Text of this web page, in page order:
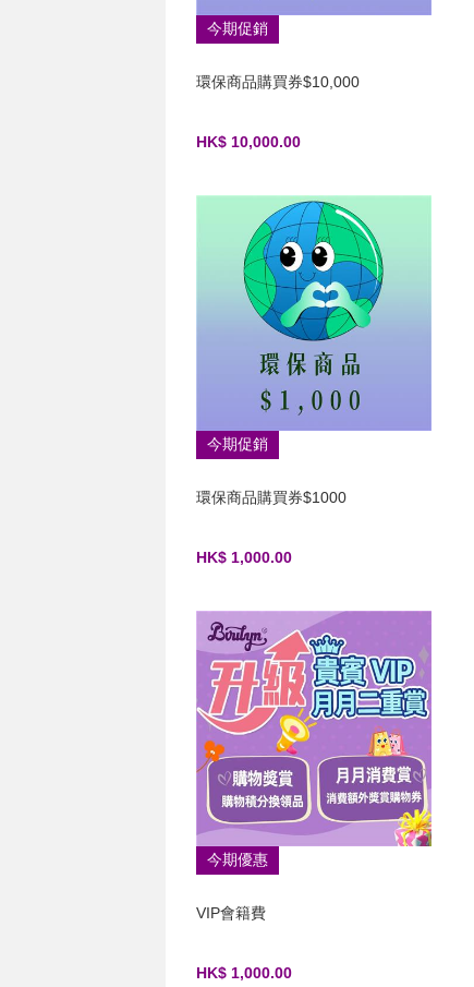
今期促銷
環保商品購買券$10,000
HK$ 10,000.00
今期促銷
環保商品購買券$1000
HK$ 1,000.00
今期優惠
VIP會籍費
HK$ 1,000.00